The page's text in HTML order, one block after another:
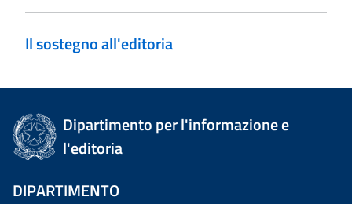
Il sostegno all'editoria
Dipartimento per l'informazione e
l'editoria
DIPARTIMENTO